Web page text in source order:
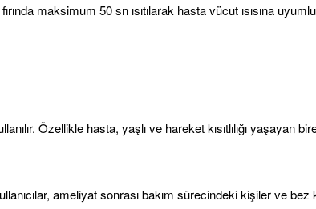
maksimum 50 sn ısıtılarak hasta vücut ısısına
Özellikle hasta, yaşlı ve hareket kısıtlılığı yaşayan
ameliyat sonrası bakım sürecindeki kişiler ve